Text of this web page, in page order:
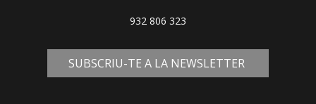
932 806 323
SUBSCRIU-TE A LA NEWSLETTER